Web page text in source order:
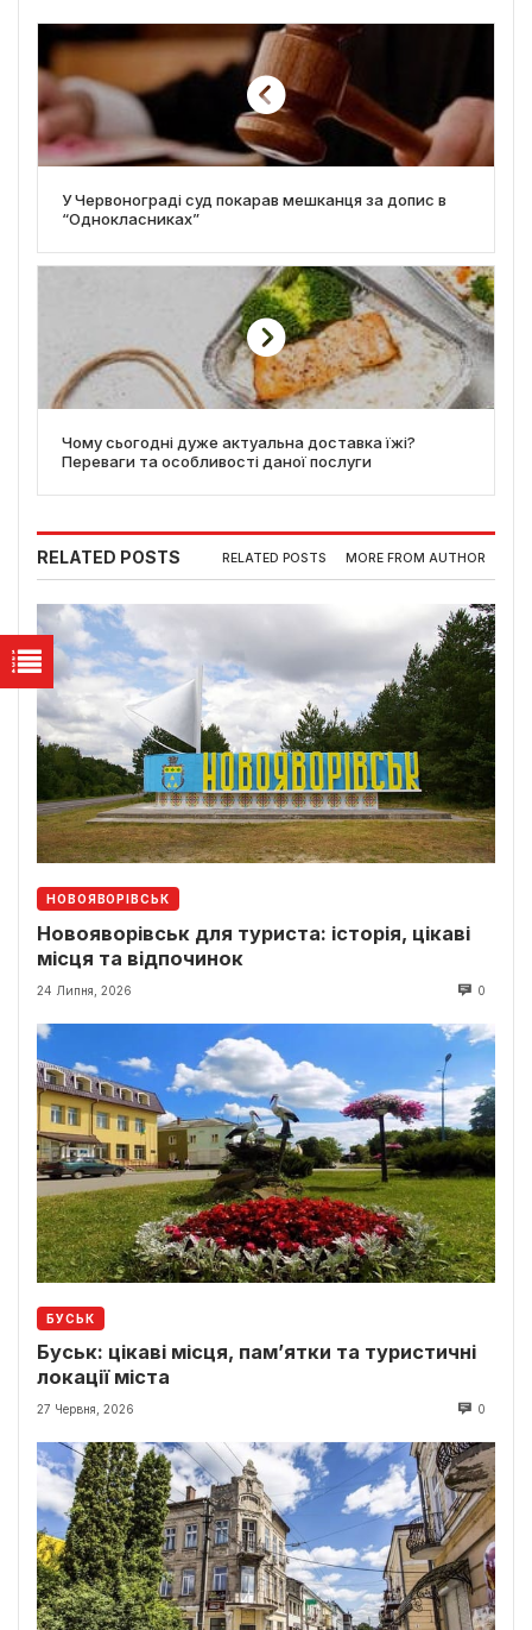
У Червонограді суд покарав мешканця за допис в
“Однокласниках”
Чому сьогодні дуже актуальна доставка їжі?
Переваги та особливості даної послуги
RELATED POSTS RELATED POSTS MORE FROM AUTHOR
НОВОЯВОРІВСЬК
Новояворівськ для туриста: історія, цікаві
місця та відпочинок
24 Липня, 2026 0
БУСЬК
Буськ: цікаві місця, пам’ятки та туристичні
локації міста
27 Червня, 2026 0